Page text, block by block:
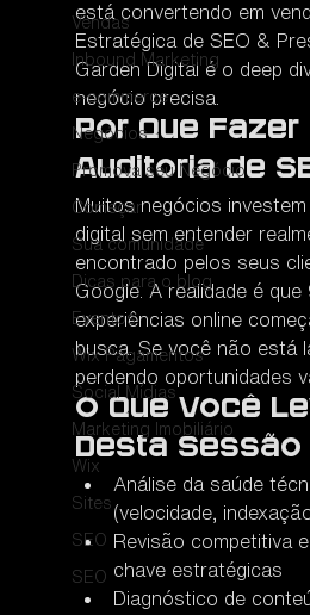
Vendas
Inbound Marketing
e-commerce
Negócios
Promova seu Negócio
Começar
Sua comunidade
Dicas para o blog
Eventos
Wix Pagamentos
Social Mídias
Marketing Imobiliário
Wix
Sites
SEO
SEO
está convertendo em
Estratégica de SEO &
Garden Digital é o deep
negócio precisa.
Por Que Fazer
Auditoria de
Muitos negócios investem
digital sem entender
encontrado pelos seus
Google. A realidade é
experiências online
busca. Se você não está
perdendo oportunidades
O Que Você
Desta Sessão
Análise da saúde
(velocidade,
Revisão competitiva
chave estratégicas
Diagnóstico de